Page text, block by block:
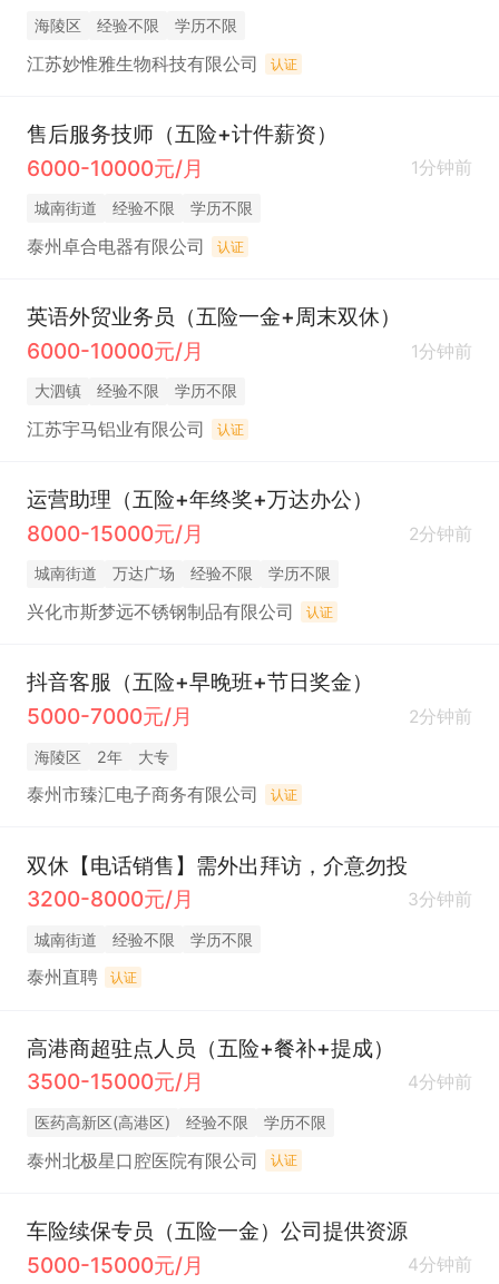
海陵区 经验不限 学历不限
江苏妙惟雅生物科技有限公司 认证
售后服务技师（五险+计件薪资）
6000-10000元/月
1分钟前
城南街道 经验不限 学历不限
泰州卓合电器有限公司 认证
英语外贸业务员（五险一金+周末双休）
6000-10000元/月
1分钟前
大泗镇 经验不限 学历不限
江苏宇马铝业有限公司 认证
运营助理（五险+年终奖+万达办公）
8000-15000元/月
2分钟前
城南街道 万达广场 经验不限 学历不限
兴化市斯梦远不锈钢制品有限公司 认证
抖音客服（五险+早晚班+节日奖金）
5000-7000元/月
2分钟前
海陵区 2年 大专
泰州市臻汇电子商务有限公司 认证
双休【电话销售】需外出拜访，介意勿投
3200-8000元/月
3分钟前
城南街道 经验不限 学历不限
泰州直聘 认证
高港商超驻点人员（五险+餐补+提成）
3500-15000元/月
4分钟前
医药高新区(高港区) 经验不限 学历不限
泰州北极星口腔医院有限公司 认证
车险续保专员（五险一金）公司提供资源
5000-15000元/月
4分钟前